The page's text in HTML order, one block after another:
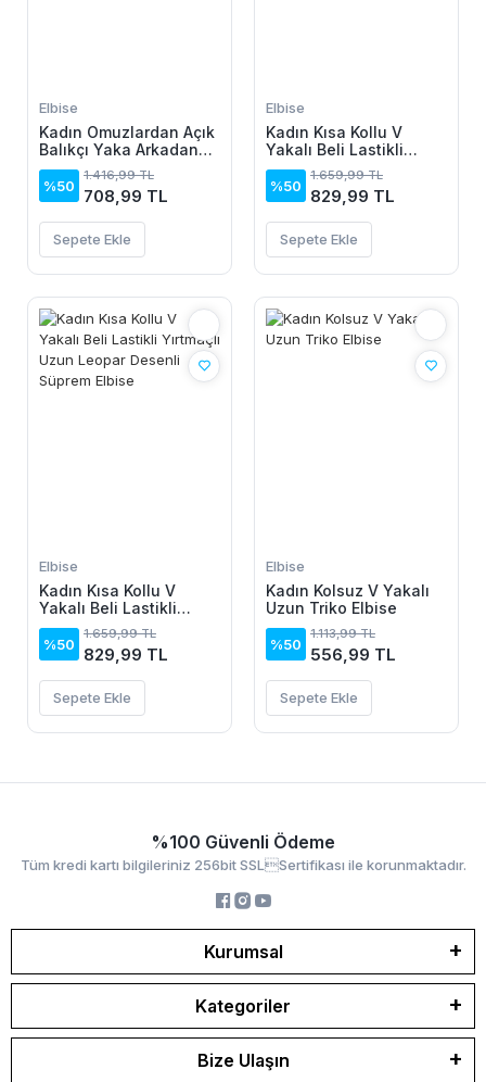
Elbise
Kadın Omuzlardan Açık
Balıkçı Yaka Arkadan
Dantel Detaylı Kısa
Ithal Krep Elbise
%50
1.416,99 TL
708,99 TL
Sepete Ekle
Elbise
Kadın Kısa Kollu V
Yakalı Beli Lastikli
Yırtmaçlı Uzun Leopar
Desenli Süprem Elbise
%50
1.659,99 TL
829,99 TL
Sepete Ekle
Elbise
Kadın Kısa Kollu V
Yakalı Beli Lastikli
Yırtmaçlı Uzun Leopar
Desenli Süprem Elbise
%50
1.659,99 TL
829,99 TL
Sepete Ekle
Elbise
Kadın Kolsuz V Yakalı
Uzun Triko Elbise
%50
1.113,99 TL
556,99 TL
Sepete Ekle
%100 Güvenli Ödeme
Tüm kredi kartı bilgileriniz 256bit SSLSertifikası ile korunmaktadır.
Kurumsal
Kategoriler
Bize Ulaşın